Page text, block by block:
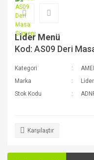
Lider Menü
Kod: AS09 Deri
Kategori
Marka
Stok Kodu
Karşılaştır